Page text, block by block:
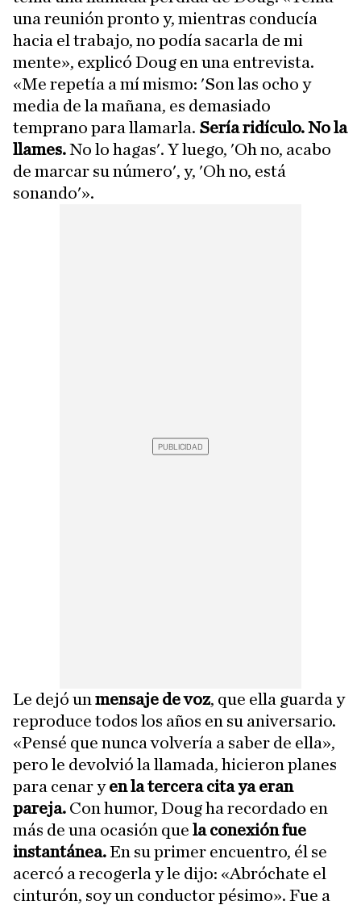
una reunión pronto y, mientras conducía
hacia el trabajo, no podía sacarla de mi
mente», explicó Doug en una entrevista.
«Me repetía a mí mismo: 'Son las ocho y
media de la mañana, es demasiado
temprano para llamarla. Sería ridículo. No la
llames.No lo hagas'. Y luego, 'Oh no, acabo
de marcar su número', y, 'Oh no, está
sonando'».
Le dejó un mensaje de voz, que ella guarda y
reproduce todos los años en su aniversario.
«Pensé que nunca volvería a saber de ella»,
pero le devolvió la llamada, hicieron planes
para cenar yen la tercera cita ya eran
pareja. Con humor, Doug ha recordado en
más de una ocasión que la conexión fue
instantánea.En su primer encuentro, él se
acercó a recogerla y le dijo: «Abróchate el
cinturón, soy un conductor pésimo». Fue a